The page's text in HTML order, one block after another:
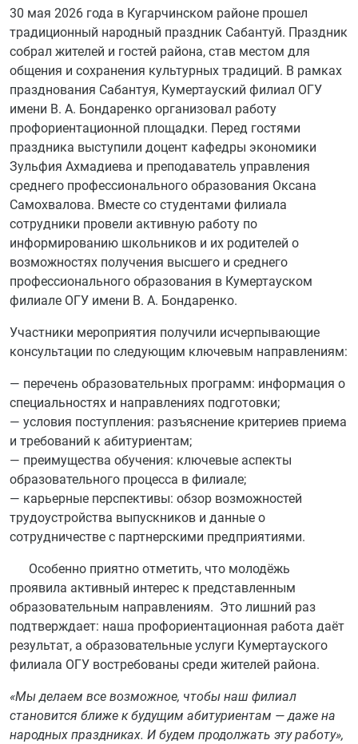
30 мая 2026 года в Кугарчинском районе прошел
традиционный народный праздник Сабантуй. Праздник
собрал жителей и гостей района, став местом для
общения и сохранения культурных традиций. В рамках
празднования Сабантуя, Кумертауский филиал ОГУ
имени В. А. Бондаренко организовал работу
профориентационной площадки. Перед гостями
праздника выступили доцент кафедры экономики
Зульфия Ахмадиева и преподаватель управления
среднего профессионального образования Оксана
Самохвалова. Вместе со студентами филиала
сотрудники провели активную работу по
информированию школьников и их родителей о
возможностях получения высшего и среднего
профессионального образования в Кумертауском
филиале ОГУ имени В. А. Бондаренко.
Участники мероприятия получили исчерпывающие
консультации по следующим ключевым направлениям:
— перечень образовательных программ: информация о
специальностях и направлениях подготовки;
— условия поступления: разъяснение критериев приема
и требований к абитуриентам;
— преимущества обучения: ключевые аспекты
образовательного процесса в филиале;
— карьерные перспективы: обзор возможностей
трудоустройства выпускников и данные о
сотрудничестве с партнерскими предприятиями.
Особенно приятно отметить, что молодёжь
проявила активный интерес к представленным
образовательным направлениям. Это лишний раз
подтверждает: наша профориентационная работа даёт
результат, а образовательные услуги Кумертауского
филиала ОГУ востребованы среди жителей района.
«Мы делаем все возможное, чтобы наш филиал
становится ближе к будущим абитуриентам — даже на
народных праздниках. И будем продолжать эту работу»,